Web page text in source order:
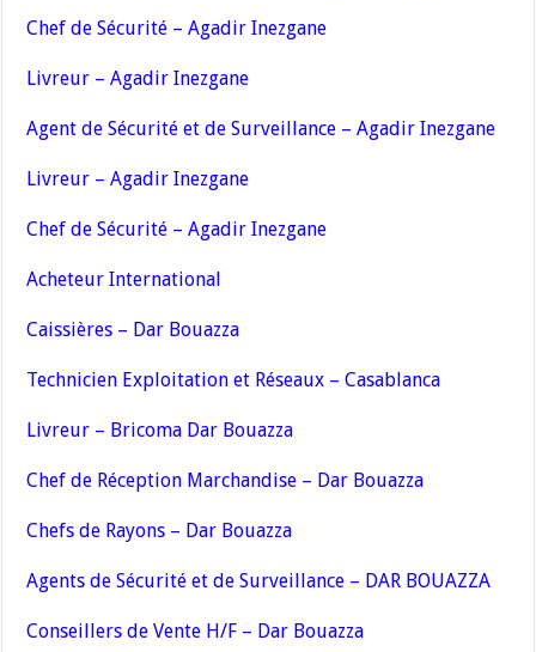
Chef de Sécurité – Agadir Inezgane
Livreur – Agadir Inezgane
Agent de Sécurité et de Surveillance – Agadir Inezgane
Livreur – Agadir Inezgane
Chef de Sécurité – Agadir Inezgane
Acheteur International
Caissières – Dar Bouazza
Technicien Exploitation et Réseaux – Casablanca
Livreur – Bricoma Dar Bouazza
Chef de Réception Marchandise – Dar Bouazza
Chefs de Rayons – Dar Bouazza
Agents de Sécurité et de Surveillance – DAR BOUAZZA
Conseillers de Vente H/F – Dar Bouazza